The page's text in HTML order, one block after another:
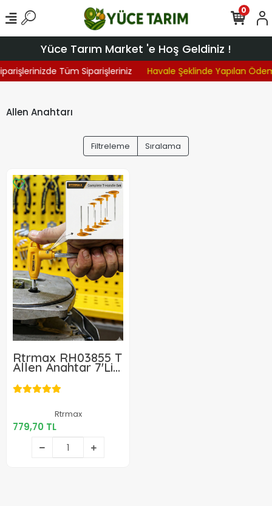
Yüce Tarım Market 'e Hoş Geldiniz !
Tüm Siparişleriniz Havale Şeklinde Yapılan
0
Allen Anahtarı
Filtreleme Sıralama
Rtrmax RH03855 T
Allen Anahtar 7'Li
Set
Rtrmax
779,70 TL
779,70 TL
Sepete Ekle